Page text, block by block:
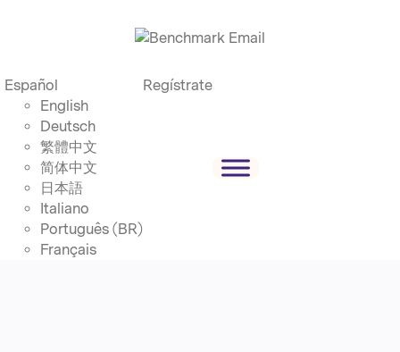
Español
English
Deutsch
繁體中文
简体中文
日本語
Italiano
Português (BR)
Français
Regístrate